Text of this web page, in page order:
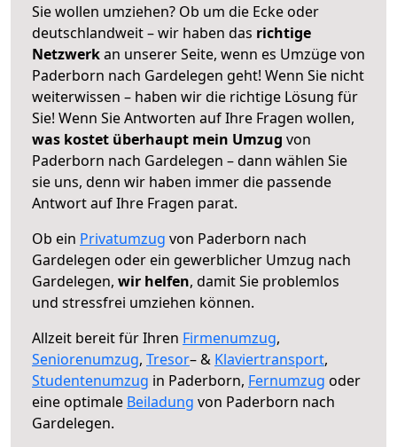
Sie wollen umziehen? Ob um die Ecke oder
deutschlandweit – wir haben das richtige
Netzwerkan unserer Seite, wenn es Umzüge von
Paderborn nach Gardelegen geht! Wenn Sie nicht
weiterwissen – haben wir die richtige Lösung für
Sie! Wenn Sie Antworten auf Ihre Fragen wollen,
was kostet überhaupt mein Umzug von
Paderborn nach Gardelegen – dann wählen Sie
sie uns, denn wir haben immer die passende
Antwort auf Ihre Fragen parat.
Ob ein Privatumzug von Paderborn nach
Gardelegen oder ein gewerblicher Umzug nach
Gardelegen, wir helfen, damit Sie problemlos
und stressfrei umziehen können.
Allzeit bereit für Ihren Firmenumzug,
Seniorenumzug, Tresor– & Klaviertransport,
Studentenumzug in Paderborn, Fernumzug oder
eine optimale Beiladung von Paderborn nach
Gardelegen.